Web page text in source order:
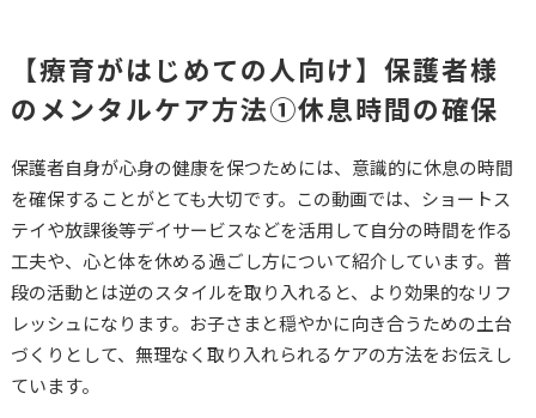
【療育がはじめての人
向け】療育をする上で
アが大切な理由③
【療育がはじめての人
向け】保護者様のメン
のつながりを持つ
おすすめ動画
コプラス 大草美咲
【療育がはじめての人向け】保護者様
のメンタルケア方法①休息時間の確保
保護者自身が心身の健康を保つためには、意識的に休息の時間
を確保することがとても大切です。この動画では、ショートス
テイや放課後等デイサービスなどを活用して自分の時間を作る
工夫や、心と体を休める過ごし方について紹介しています。普
段の活動とは逆のスタイルを取り入れると、より効果的なリフ
レッシュになります。お子さまと穏やかに向き合うための土台
づくりとして、無理なく取り入れられるケアの方法をお伝えし
ています。